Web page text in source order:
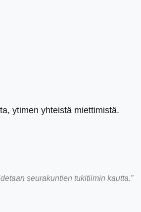
ytimen yhteistä miettimistä.
seurakuntien tukitiimin kautta.”